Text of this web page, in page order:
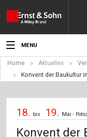
MENU
Aktuelles
Angebote
Fachgebiete
Home Aktuelles
Konvent der Baukultur
18. bis 19. Mai -
Konvent der